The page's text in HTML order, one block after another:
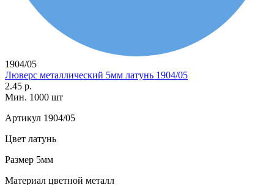
1904/05
Люверс металлический 5мм латунь 1904/05
2.45 р.
Мин. 1000 шт
Артикул 1904/05
Цвет латунь
Размер 5мм
Материал цветной металл